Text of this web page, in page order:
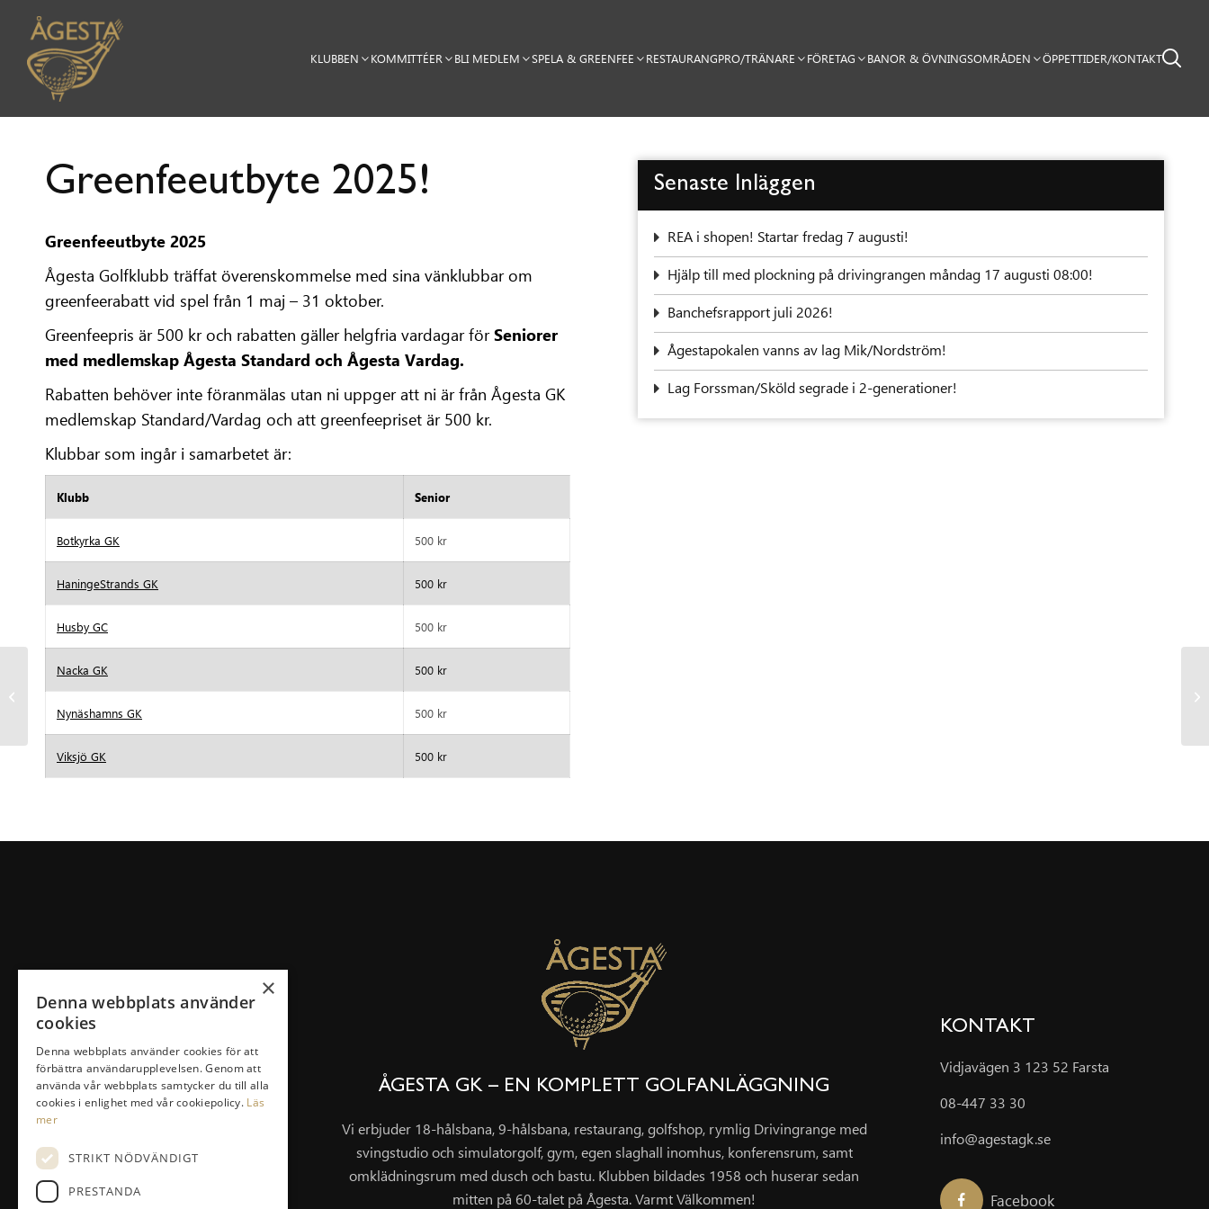
KLUBBEN KOMMITTÉER BLI MEDLEM SPELA & GREENFEE RESTAURANGPRO/TRÄNARE FÖRETAG BANOR & ÖVNINGSOMRÅDEN ÖPPETTIDER/KONTAKT
Greenfeeutbyte 2025!
‍Greenfeeutbyte 2025
Ågesta Golfklubb träffat överenskommelse med sina vänklubbar om
greenfeerabatt vid spel från 1 maj – 31 oktober.
Greenfeepris är 500 kr och rabatten gäller helgfria vardagar förSeniorer
med medlemskap Ågesta Standard och Ågesta Vardag.
Rabatten behöver inte föranmälas utan ni uppger att ni är från Ågesta GK
medlemskap Standard/Vardag och att greenfeepriset är 500 kr.
Klubbar som ingår i samarbetet är:
Klubb Senior
Botkyrka GK 500 kr
HaningeStrands GK 500 kr
Husby GC 500 kr
Nacka GK 500 kr
Nynäshamns GK 500 kr
Viksjö GK 500 kr
Senaste Inläggen
REA i shopen! Startar fredag 7 augusti!
‍Hjälp till med plockning på drivingrangen måndag 17 augusti 08:00!
Banchefsrapport juli 2026!
Ågestapokalen vanns av lag Mik/Nordström!
Lag Forssman/Sköld segrade i 2-generationer!
SNABBLÄNKAR
Klubben
Bli Medlem
Spela & Greenfee
Drivingrange
Masterplan/Pierre Fulke
Företag
ÅGESTA GK – EN KOMPLETT GOLFANLÄGGNING
Vi erbjuder 18-hålsbana, 9-hålsbana, restaurang, golfshop, rymlig Drivingrange med
svingstudio och simulatorgolf, gym, egen slaghall inomhus, konferensrum, samt
omklädningsrum med dusch och bastu. Klubben bildades 1958 och huserar sedan
mitten på 60-talet på Ågesta. Varmt Välkommen!
KONTAKT
Vidjavägen 3 123 52 Farsta
08-447 33 30
info@agestagk.se
Facebook
medlemmar!
×
Denna webbplats använder
cookies
Denna webbplats använder cookies för att
förbättra användarupplevelsen. Genom att
använda vår webbplats samtycker du till alla
cookies i enlighet med vår cookiepolicy. Läs
mer
STRIKT NÖDVÄNDIGT
PRESTANDA